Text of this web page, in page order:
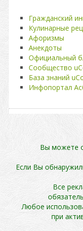
Гражданский
Кулинарные
Афоризмы
Анекдоты
Официальный
Сообщество
База знаний
Инфопортал
Вы можете
Если Вы
Все
Любое
при